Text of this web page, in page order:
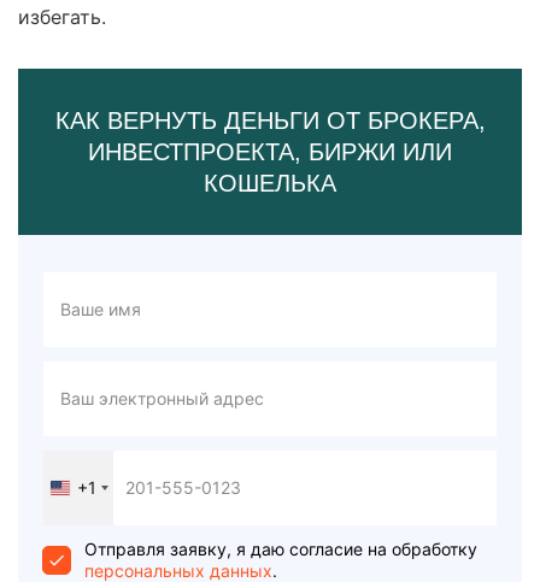
избегать.
КАК ВЕРНУТЬ ДЕНЬГИ ОТ БРОКЕРА,
ИНВЕСТПРОЕКТА, БИРЖИ ИЛИ
КОШЕЛЬКА
United
+1
+1
Отправля заявку, я даю согласие на обработку
персональных данных.